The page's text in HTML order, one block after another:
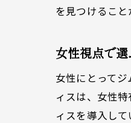
を見つけるこ
女性視点で
女性にとって
ィスは、女性
ィスを導入し